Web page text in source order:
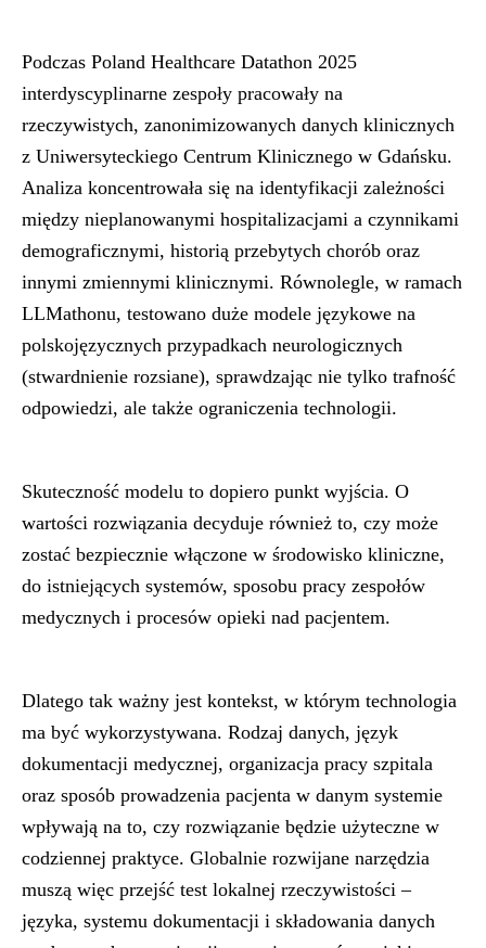
Podczas Poland Healthcare Datathon 2025
interdyscyplinarne zespoły pracowały na
rzeczywistych, zanonimizowanych danych klinicznych
z Uniwersyteckiego Centrum Klinicznego w Gdańsku.
Analiza koncentrowała się na identyfikacji zależności
między nieplanowanymi hospitalizacjami a czynnikami
demograficznymi, historią przebytych chorób oraz
innymi zmiennymi klinicznymi. Równolegle, w ramach
LLMathonu, testowano duże modele językowe na
polskojęzycznych przypadkach neurologicznych
(stwardnienie rozsiane), sprawdzając nie tylko trafność
odpowiedzi, ale także ograniczenia technologii.
Skuteczność modelu to dopiero punkt wyjścia. O
wartości rozwiązania decyduje również to, czy może
zostać bezpiecznie włączone w środowisko kliniczne,
do istniejących systemów, sposobu pracy zespołów
medycznych i procesów opieki nad pacjentem.
Dlatego tak ważny jest kontekst, w którym technologia
ma być wykorzystywana. Rodzaj danych, język
dokumentacji medycznej, organizacja pracy szpitala
oraz sposób prowadzenia pacjenta w danym systemie
wpływają na to, czy rozwiązanie będzie użyteczne w
codziennej praktyce. Globalnie rozwijane narzędzia
muszą więc przejść test lokalnej rzeczywistości –
języka, systemu dokumentacji i składowania danych